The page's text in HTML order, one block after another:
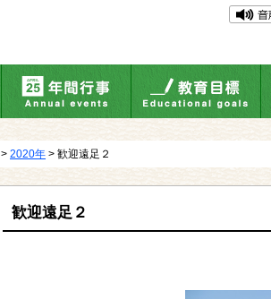
> 2020年 > 歓迎遠足２
歓迎遠足２